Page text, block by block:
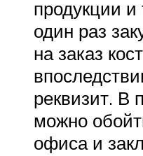
продукции и
один раз
на заказ
реквизит. В
можно
офиса и